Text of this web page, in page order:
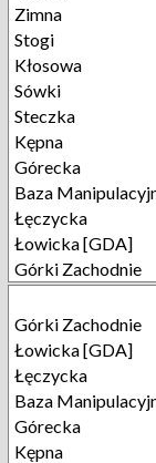
Zimna
Stogi
Kłosowa
Sówki
Steczka
Kępna
Górecka
Baza
Łęczycka
Łowicka [GDA]
Górki Zachodnie
Górki Zachodnie
Łowicka [GDA]
Łęczycka
Baza
Górecka
Kępna